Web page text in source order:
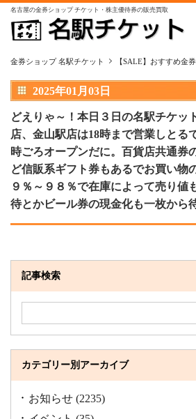
名古屋の金券ショップ チケット・株主優待券の販売買取
金券ショップ 名駅チケット 【SALE】おすすめ金券
2025年01月03日
どえりゃ～！本日３日の名駅チケッ
店、金山駅店は18時まで営業しとる
時ごろオープンだに。百貨店共通券
ど信販系ギフト券もあるでお買い物
９％～９８％で在庫によって売り値
待とかビール券の現金化も一枚から
記事検索
カテゴリー別アーカイブ
お知らせ (2235)